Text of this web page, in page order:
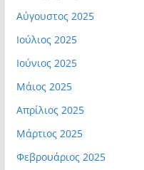
Αύγουστος 2025
Ιούλιος 2025
Ιούνιος 2025
Μάιος 2025
Απρίλιος 2025
Μάρτιος 2025
Φεβρουάριος 2025